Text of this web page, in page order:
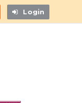
Login